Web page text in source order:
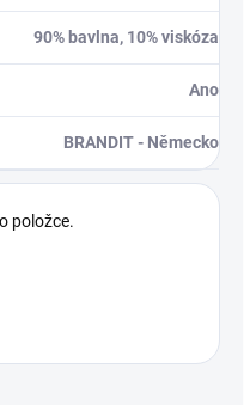
90% bavlna, 10% viskóza
Ano
BRANDIT - Německo
položce.